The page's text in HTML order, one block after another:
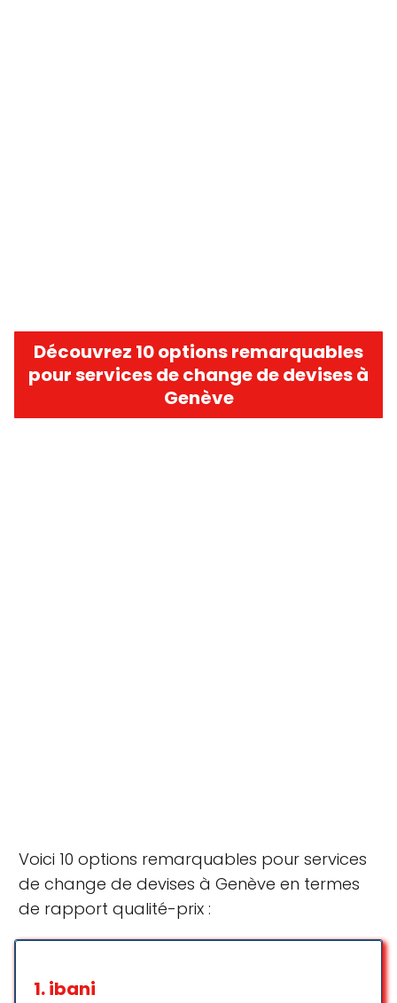
Découvrez 10 options remarquables
pour services de change de devises à
Genève
Voici 10 options remarquables pour services
de change de devises à Genève en termes
de rapport qualité-prix :
1.ibani